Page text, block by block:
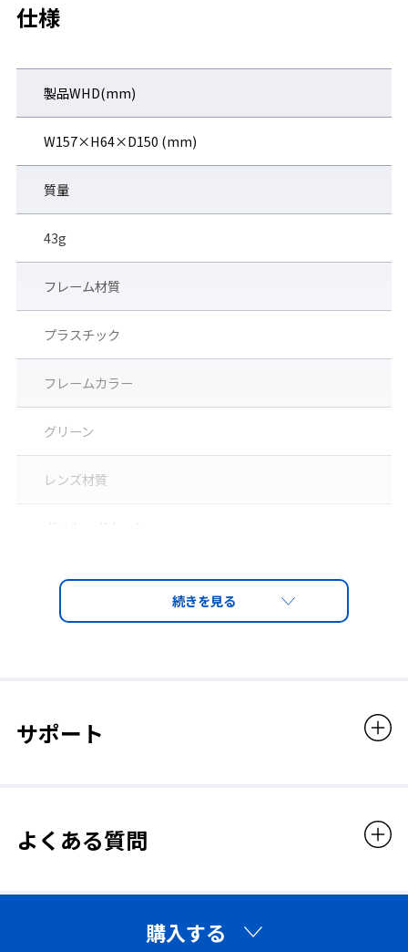
◆上部ソフトクッションバー付
◆ワイドテンプル
サイドからの粉じん、異物の侵入を防ぐ。
◆PETレンズ（両面ハードコート）
仕様
製品WHD(mm)
W157×H64×D150 (mm)
質量
43g
フレーム材質
プラスチック
フレームカラー
グリーン
レンズ材質
ポリカーボネート
レンズ
PET（両面ハードコート）
グリーン
ない場合がございます。
サポート
よくある質問
購入する